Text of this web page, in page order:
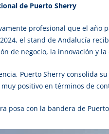
de Puerto Sherry
profesional que el año
el stand de Andalucía
de negocio, la innovación y
Puerto Sherry consolida
positivo en términos de
posa con la bandera de